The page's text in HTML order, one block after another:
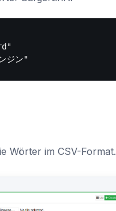
Wörter im CSV-Format.